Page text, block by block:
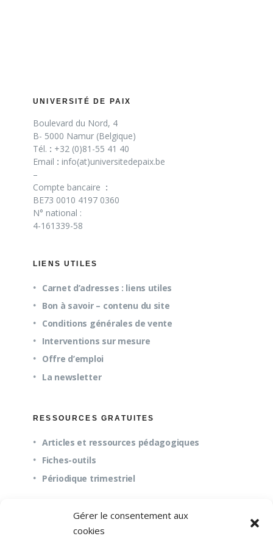
Gérer le consentement aux
cookies
UNIVERSITÉ DE PAIX
Boulevard du Nord, 4
B- 5000 Namur (Belgique)
Tél. : +32 (0)81-55 41 40
Email : info(at)universitedepaix.be
–
Compte bancaire :
BE73 0010 4197 0360
N° national :
4-161339-58
LIENS UTILES
Carnet d’adresses : liens utiles
Bon à savoir – contenu du site
Conditions générales de vente
Interventions sur mesure
Offre d’emploi
La newsletter
RESSOURCES GRATUITES
Articles et ressources pédagogiques
Fiches-outils
Périodique trimestriel
QUESTIONS FRÉQUENTES